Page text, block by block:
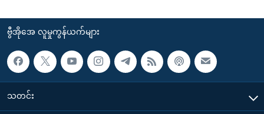
ဗွီအိုအေ လူမှုကွန်ယက်များ
သတင်း